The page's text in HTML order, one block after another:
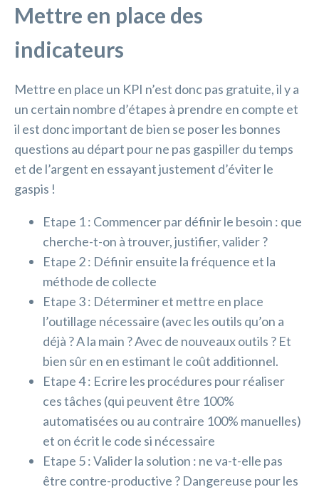
Mettre en place des
indicateurs
Mettre en place un KPI n’est donc pas gratuite, il y a
un certain nombre d’étapes à prendre en compte et
il est donc important de bien se poser les bonnes
questions au départ pour ne pas gaspiller du temps
et de l’argent en essayant justement d’éviter le
gaspis !
Etape 1 : Commencer par définir le besoin : que
cherche-t-on à trouver, justifier, valider ?
Etape 2 : Définir ensuite la fréquence et la
méthode de collecte
Etape 3 : Déterminer et mettre en place
l’outillage nécessaire (avec les outils qu’on a
déjà ? A la main ? Avec de nouveaux outils ? Et
bien sûr en en estimant le coût additionnel.
Etape 4 : Ecrire les procédures pour réaliser
ces tâches (qui peuvent être 100%
automatisées ou au contraire 100% manuelles)
et on écrit le code si nécessaire
Etape 5 : Valider la solution : ne va-t-elle pas
être contre-productive ? Dangereuse pour les